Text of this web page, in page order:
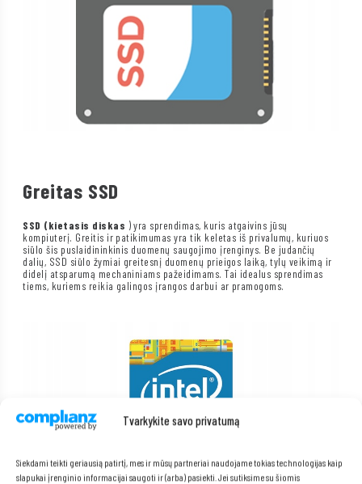
Tvarkykite savo privatumą
Siekdami teikti geriausią patirtį, mes ir mūsų partneriai naudojame tokias technologijas kaip
slapukai įrenginio informacijai saugoti ir (arba) pasiekti. Jei sutiksime su šiomis
Greitas SSD
SSD (kietasis diskas ) yra sprendimas, kuris atgaivins jūsų
kompiuterį. Greitis ir patikimumas yra tik keletas iš privalumų, kuriuos
siūlo šis puslaidininkinis duomenų saugojimo įrenginys. Be judančių
dalių, SSD siūlo žymiai greitesnį duomenų prieigos laiką, tylų veikimą ir
didelį atsparumą mechaniniams pažeidimams. Tai idealus sprendimas
tiems, kuriems reikia galingos įrangos darbui ar pramogoms.